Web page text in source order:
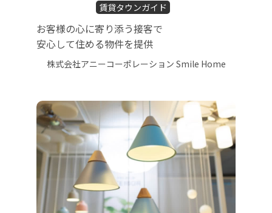
賃貸タウンガイド
お客様の心に寄り添う接客で
安心して住める物件を提供
株式会社アニーコーポレーション Smile Home